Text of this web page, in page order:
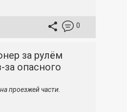
0
за рулём
опасного
проезжей части.